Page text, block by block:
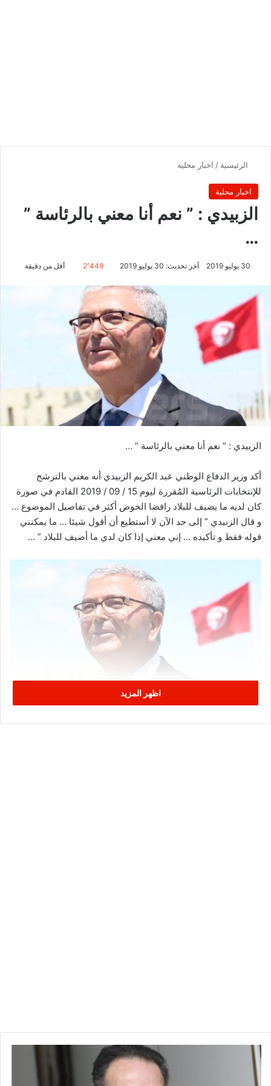
الرئيسية / اخبار محلية
اخبار محلية
الزبيدي : ” نعم أنا معني بالرئاسة ”
…
30 يوليو 2019 آخر تحديث: 30 يوليو 2019 2٬449 أقل من دقيقة
الزبيدي : ” نعم أنا معني بالرئاسة ” …
أكد وزير الدفاع الوطني عبد الكريم الزبيدي أنه معني بالترشح
للإنتخابات الرئاسية المُقررة ليوم 15 / 09 / 2019 القادم في صورة
كان لديه ما يضيف للبلاد رافضا الخوض أكثر في تفاصيل الموضوع …
و قال الزبيدي ” إلى حد الآن لا أستطيع أن أقول شيئا … ما يمكنني
قوله فقط و تأكيده … إني معني إذا كان لدي ما أضيف للبلاد ” …
اظهر المزيد
ح
ا
ف